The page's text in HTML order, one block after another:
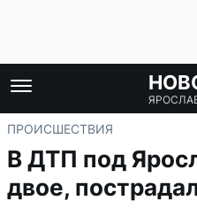
ПРОИСШЕСТВИЯ
В ДТП под
двое,